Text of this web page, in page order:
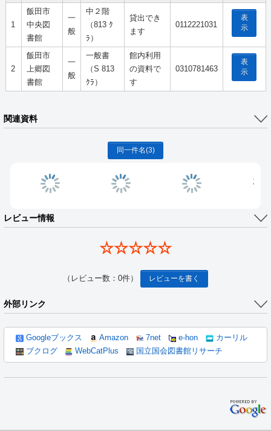
1
飯田市
中央図
書館
一
般
中２階
（813 ｸ
ﾗ）
貸出でき
ます
0112221031
表
示
2
飯田市
上郷図
書館
一
般
一般書
（S 813
ｸﾗ）
館内利用
の資料で
す
0310781463
表
示
関連資料
同一件名(3)
レビュー情報
☆☆☆☆☆
（レビュー数：0件） レビューを書く
外部リンク
Googleブックス Amazon 7net e-hon
カーリル
ブクログ
WebCatPlus 国立国会図書館リサーチ